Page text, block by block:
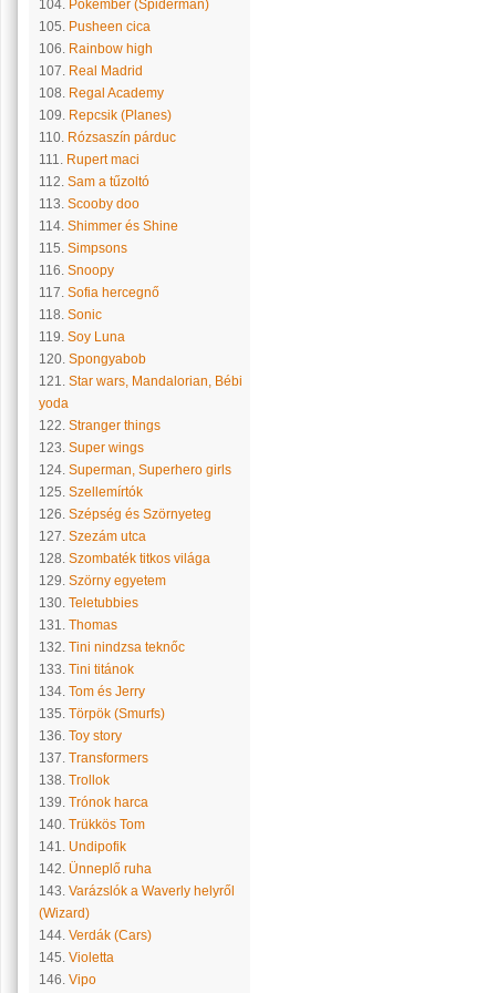
104. Pókember (Spiderman)
105. Pusheen cica
106. Rainbow high
107. Real Madrid
108. Regal Academy
109. Repcsik (Planes)
110. Rózsaszín párduc
111. Rupert maci
112. Sam a tűzoltó
113. Scooby doo
114. Shimmer és Shine
115. Simpsons
116. Snoopy
117. Sofia hercegnő
118. Sonic
119. Soy Luna
120. Spongyabob
121. Star wars, Mandalorian, Bébi
yoda
122. Stranger things
123. Super wings
124. Superman, Superhero girls
125. Szellemírtók
126. Szépség és Szörnyeteg
127. Szezám utca
128. Szombaték titkos világa
129. Szörny egyetem
130. Teletubbies
131. Thomas
132. Tini nindzsa teknőc
133. Tini titánok
134. Tom és Jerry
135. Törpök (Smurfs)
136. Toy story
137. Transformers
138. Trollok
139. Trónok harca
140. Trükkös Tom
141. Undipofik
142. Ünneplő ruha
143. Varázslók a Waverly helyről
(Wizard)
144. Verdák (Cars)
145. Violetta
146. Vipo